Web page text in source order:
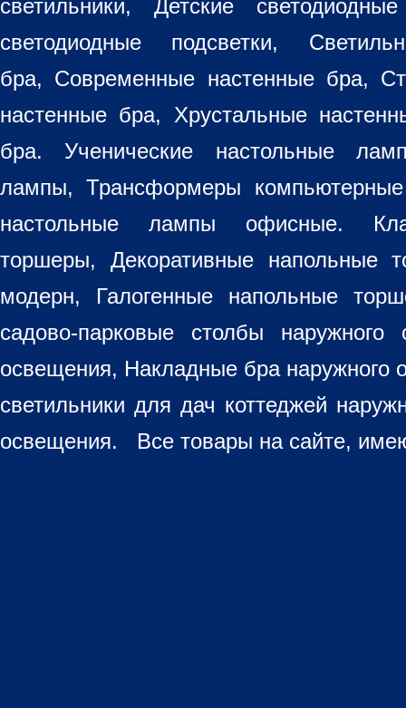
светильники, Детские
светодиодные подсветки,
бра, Современные настенные бра,
настенные бра, Хрустальные
бра. Ученические настольные
лампы, Трансформеры
настольные лампы офисные.
торшеры, Декоративные напольные
модерн, Галогенные напольные
садово-парковые столбы
освещения, Накладные бра наружного
светильники для дач коттеджей
освещения. Все товары на сайте,